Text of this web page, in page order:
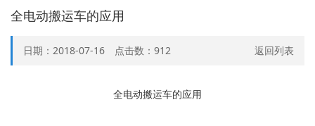
全电动搬运车的应用
日期：2018-07-16 点击数： 912 返回列表
全电动搬运车的应用